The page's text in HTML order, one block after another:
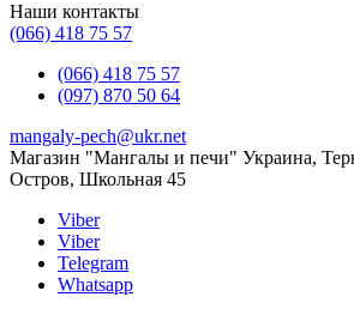
набор для шампуров
подарочный набор шампуров
набор шампуров охотничий
набор шампуров нож топор
набор шампуров с топором
набор шампуров для мужчины
набор шампуров купить
Наши контакты
(066) 418 75 57
(066) 418 75 57
(097) 870 50 64
mangaly-pech@ukr.net
Магазин "Мангалы и печи" Украина,
Остров, Школьная 45
Viber
Viber
Telegram
Whatsapp